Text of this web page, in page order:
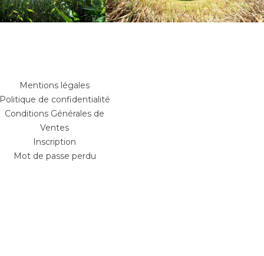
Mentions légales
Politique de confidentialité
Conditions Générales de
Ventes
Inscription
Mot de passe perdu